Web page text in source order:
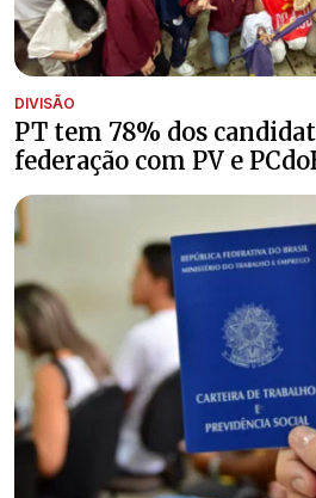
DIVISÃO
PT tem 78% dos
federação com PV e